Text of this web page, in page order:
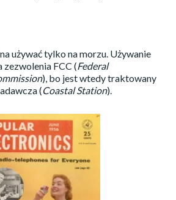
używać tylko na morzu. Używanie
zezwolenia FCC (Federal
), bo jest wtedy traktowany
(Coastal Station).